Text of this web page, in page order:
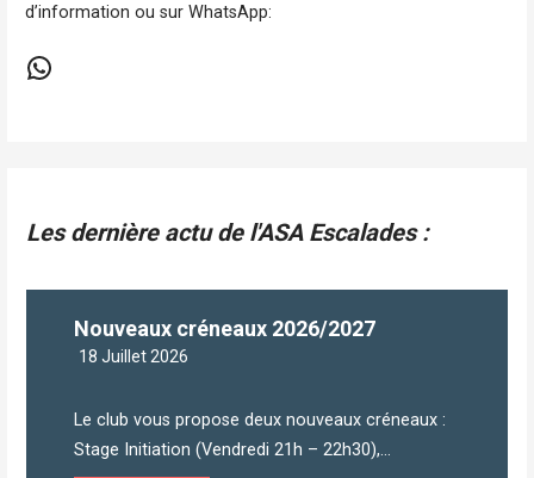
d’information ou sur WhatsApp:
Communautés Commission
Les dernière actu de l'ASA Escalades :
Nouveaux créneaux 2026/2027
18 Juillet 2026
Le club vous propose deux nouveaux créneaux :
Stage Initiation (Vendredi 21h – 22h30),...